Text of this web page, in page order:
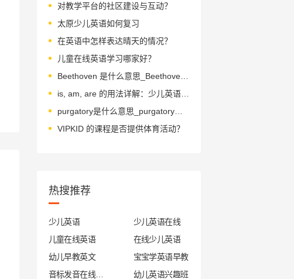
对教学平台的社区建设与互动？
太原少儿英语如何复习
在英语中怎样表达晴天的情况？
儿童在线英语学习哪家好？
Beethoven 是什么意思_Beethoven 怎么读_音标 'beɪˌtəʊvən
is, am, are 的用法详解：少儿英语必备知识
purgatory是什么意思_purgatory怎么读_音标ˈpɜ-gətrɪ
VIPKID 的课程是否提供体育活动？
热搜推荐
少儿英语
少儿英语在线
儿童在线英语
在线少儿英语
幼儿早教英文
宝宝学英语早教
幼儿英语兴趣班